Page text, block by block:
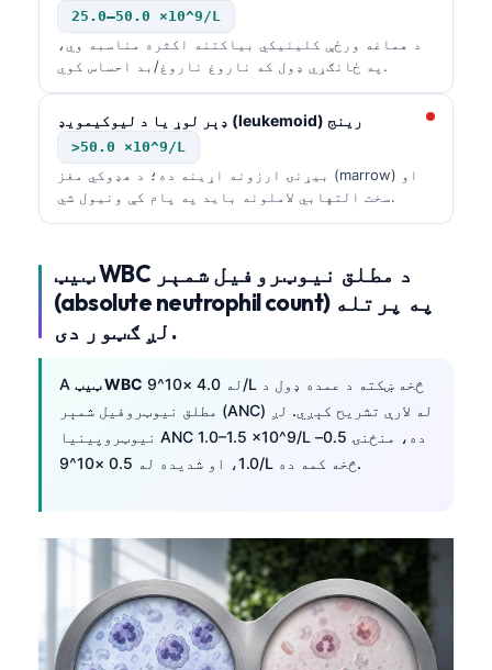
25.0–50.0 ×10^9/L
د هماغه ورځې کلینیکي بیاکتنه اکثره مناسبه وي،
په ځانګړي ډول که ناروغ ناروغ/بد احساس کوي.
ډېر لوړ یا د لیوکیمویډ (leukemoid) رینج
>50.0 ×10^9/L
بیړنۍ ارزونه اړینه ده؛ د هډوکي مغز (marrow) او
سخت التهابي لاملونه باید په پام کې ونیول شي.
ټیټ WBC د مطلق نیوټروفیل شمېر
(absolute neutrophil count) په پرتله
لږ ګټور دی.
A ټیټ WBC
مطلق نیوټروفیل شمېر (ANC) له لارې تشریح کېږي. لږ
نیوټروپینیا ANC 1.0–1.5 ×10^9/L ده، منځنۍ 0.5–
1.0، او شدیده له 0.5 ×10^9/L څخه کمه ده.
Қазақ тілі
Suomi
Hrvatski
سنڌي
සිංහල
অসমীয়া
Galego
Latviešu valoda
Македонски јазик
Gàidhlig
Occitan
العربية المغربية
Afrikaans
Монгол
ພາສາລາວ